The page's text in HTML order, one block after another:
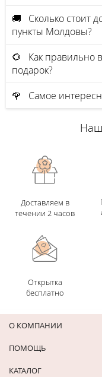
🚚 Сколько стоит
пункты Молдовы?
🌻 Как правильно
подарок?
🌹 Самое
Доставляем в
течении 2 часов
Открытка
бесплатно
О КОМПАНИИ
ПОМОЩЬ
КАТАЛОГ